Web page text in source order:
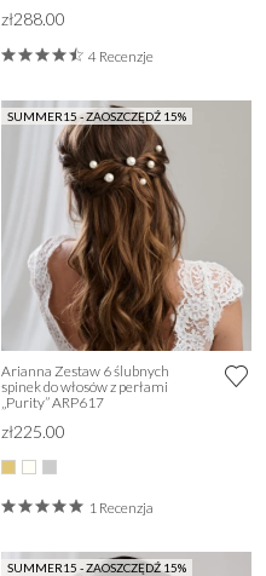
zł288.00
4 Recenzje
SUMMER15 - ZAOSZCZĘDŹ 15%
Arianna Zestaw 6 ślubnych
spinek do włosów z perłami
„Purity” ARP617
zł225.00
1 Recenzja
SUMMER15 - ZAOSZCZĘDŹ 15%